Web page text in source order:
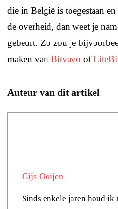
die in België is toegestaan
de overheid, dan weet je
gebeurt. Zo zou je
maken van Bitvavo of
Auteur van dit artikel
Gijs Ooijen
Sinds enkele jaren houd ik